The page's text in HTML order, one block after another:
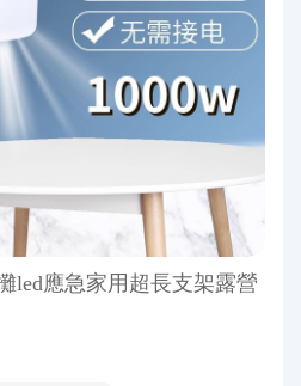
led應急家用超長支架露營